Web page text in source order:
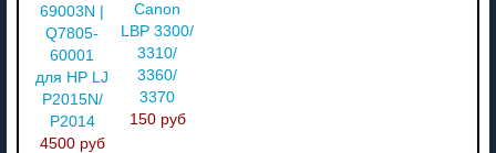
69003N |
Q7805-
60001
для HP LJ
P2015N/
P2014
4500 руб
Canon
LBP 3300/
3310/
3360/
3370
150 руб